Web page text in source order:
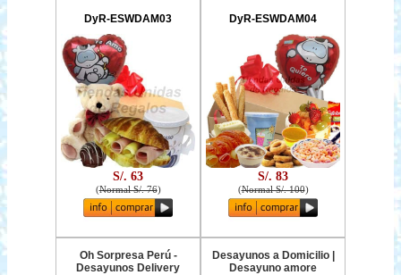
DyR-ESWDAM03
S/. 63
(Normal S/. 76)
DyR-ESWDAM04
S/. 83
(Normal S/. 100)
Oh Sorpresa Perú -
Desayunos Delivery
Desayunos a Domicilio |
Desayuno amore